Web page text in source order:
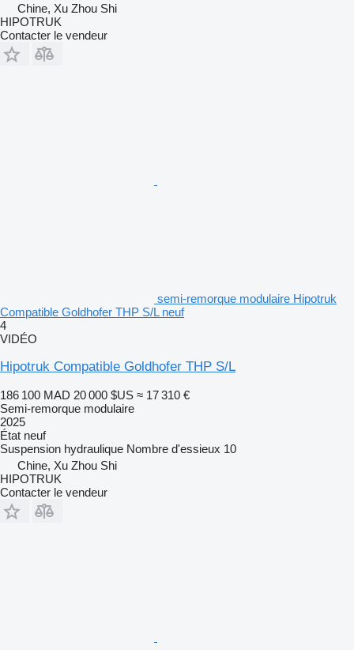
Chine, Xu Zhou Shi
HIPOTRUK
Contacter le vendeur
semi-remorque modulaire Hipotruk
Compatible Goldhofer THP S/L neuf
4
VIDÉO
Hipotruk Compatible Goldhofer THP S/L
186 100 MAD 20 000 $US ≈ 17 310 €
Semi-remorque modulaire
2025
État neuf
Suspension hydraulique Nombre d'essieux 10
Chine, Xu Zhou Shi
HIPOTRUK
Contacter le vendeur